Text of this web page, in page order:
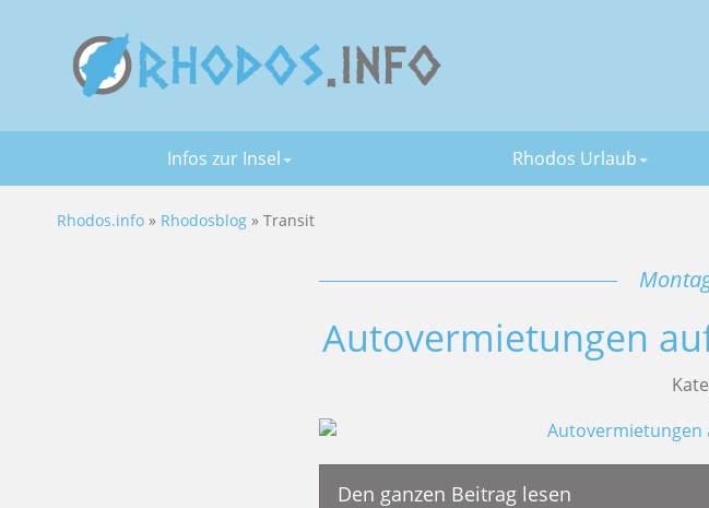
Infos zur Insel Rhodos Urlaub
Rhodos.info » Rhodosblog » Transit
Autovermietungen
Den ganzen Beitrag lesen